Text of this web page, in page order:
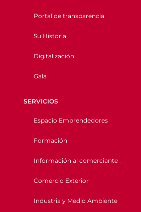
Portal de transparencia
Su Historia
Digitalización
Gala
SERVICIOS
Espacio Emprendedores
Formación
Información al comerciante
Comercio Exterior
Industria y Medio Ambiente